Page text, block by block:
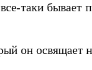
таки
он освящает